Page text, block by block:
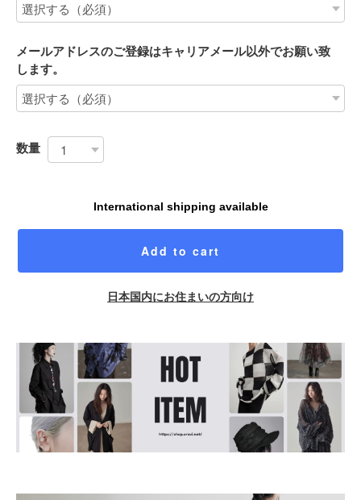
メールアドレスのご登録はキャリアメール以外でお願い致
します。
数量
International shipping available
Add to cart
日本国内にお住まいの方向け